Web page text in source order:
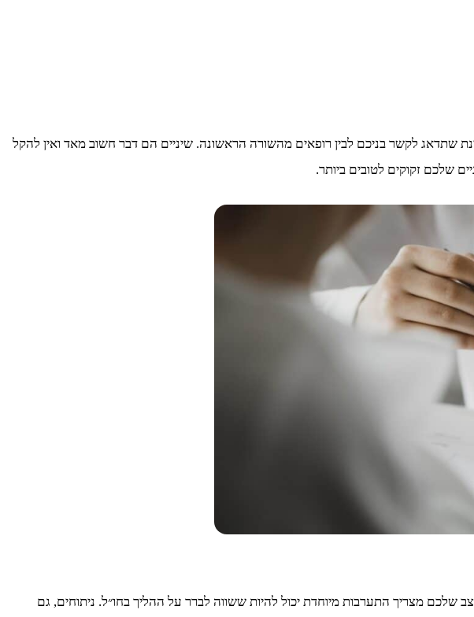
שתדאג לקשר בניכם לבין רופאים מהשורה הראשונה. שיניים הם דבר חשוב מאד ואין להקל
שלכם זקוקים לטובים ביותר.
שלכם מצריך התערבות מיוחדת יכול להיות ששווה לברר על ההליך בחו״ל. ניתוחים, גם